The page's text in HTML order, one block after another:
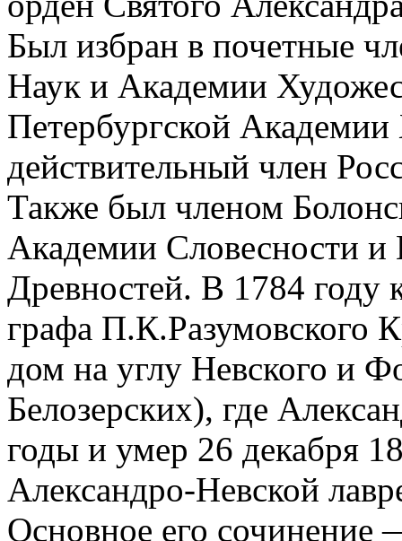
Был избран в почетные
Наук и Академии
Петербургской Академии
действительный член
Также был членом
Академии Словесности и
Древностей. В 1784 году
графа П.К.Разумовского
дом на углу Невского и
Белозерских), где
годы и умер 26 декабря
Александро-Невской
Основное его